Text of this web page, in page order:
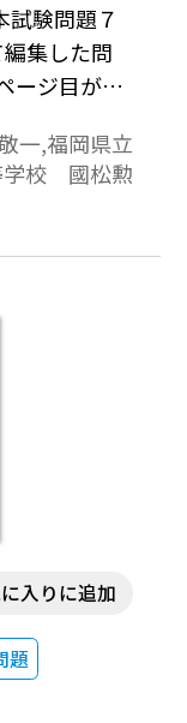
験問題７
集した問
ージ目が解
一,福岡県立
学校 國松勲
題
入りに追加